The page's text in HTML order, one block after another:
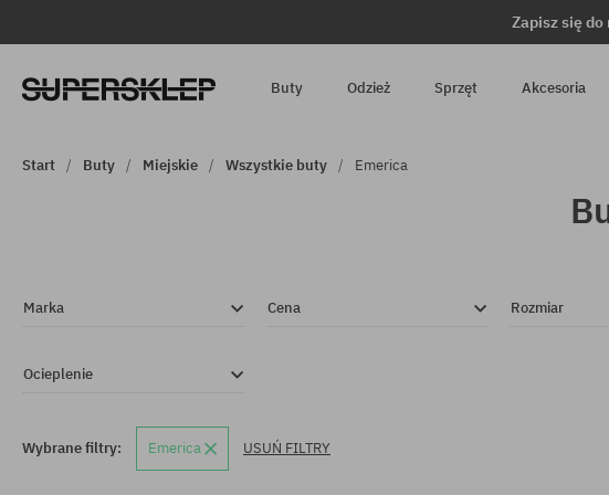
Zapisz się
Buty Odzież Sprzęt Akcesoria
Start Buty Miejskie Wszystkie buty Emerica
Marka Cena Rozmiar
Ocieplenie
Wybrane filtry: Emerica USUŃ FILTRY